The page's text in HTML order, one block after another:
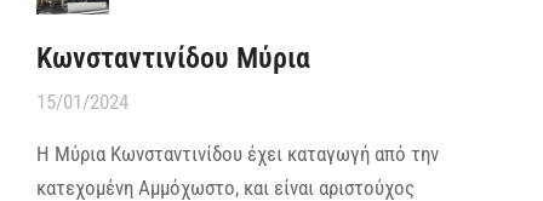
Κωνσταντινίδου Μύρια
15/01/2024
Η Μύρια Κωνσταντινίδου έχει καταγωγή από την
κατεχομένη Αμμόχωστο, και είναι αριστούχος